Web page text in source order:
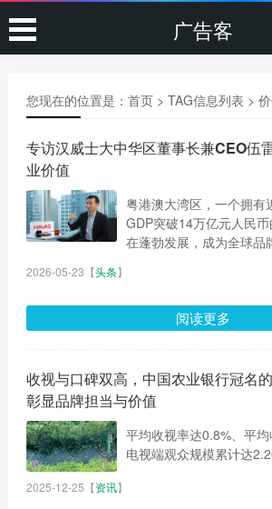
广告客
您现在的位置是： 首页> TAG信息列表 >
专访汉威士大中华区董事长兼CEO伍
业价值
粤港澳大湾区，一个拥有
GDP突破14万亿元人民
在蓬勃发展，成为全球品
2026-05-23 【头条】
阅读更多
收视与口碑双高，中国农业银行冠名
彰显品牌担当与价值
平均收视率达0.8%、平均
电视端观众规模累计达
2025-12-25 【资讯】